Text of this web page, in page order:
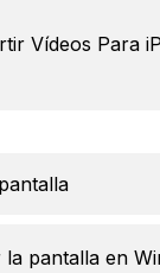
Vídeos Para
pantalla en